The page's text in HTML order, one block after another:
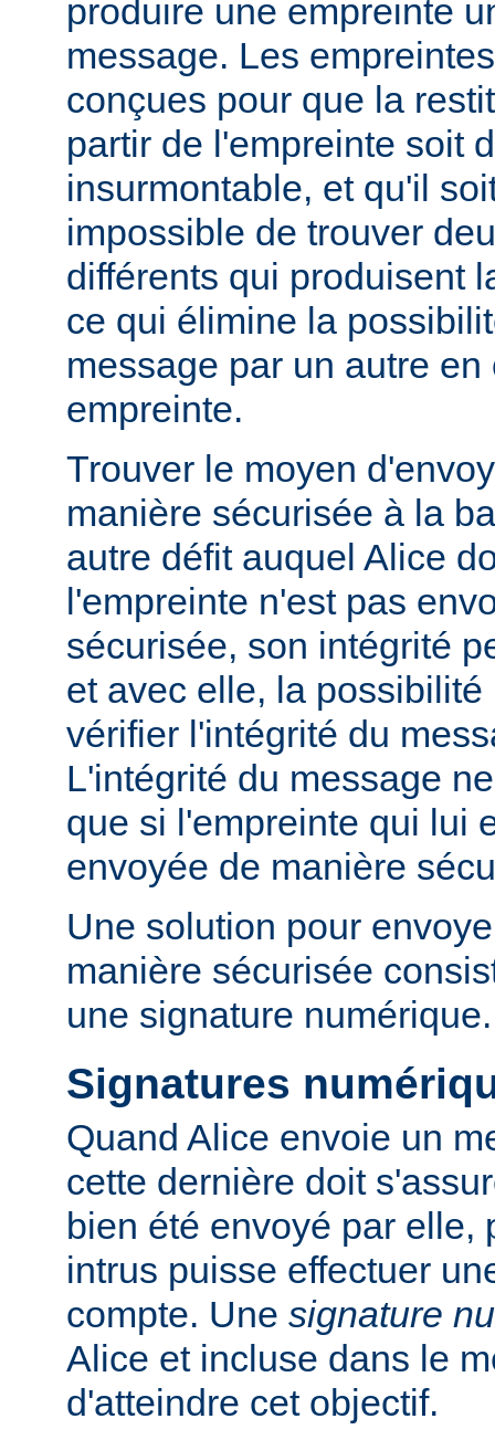
produire une empreinte
message. Les
conçues pour que la
partir de l'empreinte soit
insurmontable, et qu'il
impossible de trouver
différents qui produisent
ce qui élimine la
message par un autre
empreinte.
Trouver le moyen
manière sécurisée à la
autre défit auquel Alice
l'empreinte n'est pas
sécurisée, son intégrité
et avec elle, la
vérifier l'intégrité du
L'intégrité du message
que si l'empreinte qui lui
envoyée de manière
Une solution pour
manière sécurisée
une signature numérique.
Signatures
Quand Alice envoie un
cette dernière doit
bien été envoyé par elle,
intrus puisse effectuer
compte. Une signature
Alice et incluse dans le
d'atteindre cet objectif.